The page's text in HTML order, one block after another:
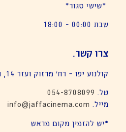
*שישי סגור*
שבת 00:00 – 18:00
צרו קשר.
קולנוע יפו – רח׳ מרזוק ועזר 14, תל אביב-יפו
טל. 054-8708099
מייל. info@jaffacinema.com
*יש להזמין מקום מראש